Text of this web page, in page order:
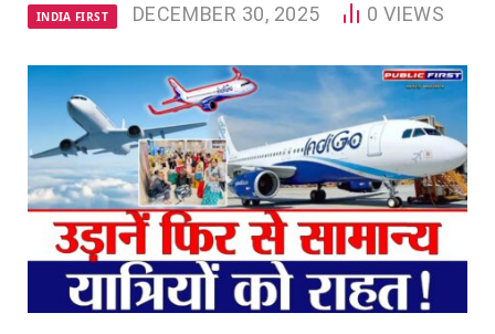
INDIA FIRST DECEMBER 30, 2025 0 VIEWS